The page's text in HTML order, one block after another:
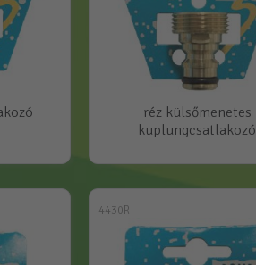
réz külsőmenetes
kuplungcsatlakozó
4430R